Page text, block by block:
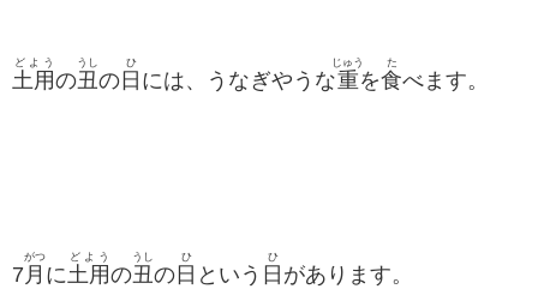
土用
どよう
の丑
うし
の 日
ひ
には、うなぎやうな重
じゅう
を食
た
べます。
7 月
がつ
に土用
どよう
の丑
うし
の 日
ひ
という 日
ひ
があります。